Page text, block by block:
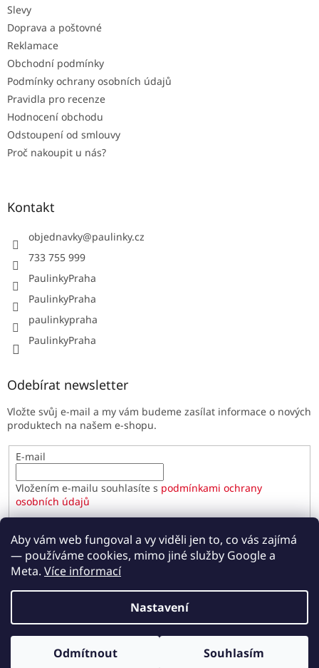
Aby vám web fungoval a vy viděli jen to, co vás zajímá
— používáme cookies, mimo jiné služby Google a
Meta. Více informací
Nastavení
Odmítnout Souhlasím
Slevy
Doprava a poštovné
Reklamace
Obchodní podmínky
Podmínky ochrany osobních údajů
Pravidla pro recenze
Hodnocení obchodu
Odstoupení od smlouvy
Proč nakoupit u nás?
Kontakt
objednavky@paulinky.cz
733 755 999
PaulinkyPraha
PaulinkyPraha
paulinkypraha
PaulinkyPraha
Odebírat newsletter
Vložte svůj e-mail a my vám budeme zasílat informace o nových
produktech na našem e-shopu.
E-mail
Vložením e-mailu souhlasíte s podmínkami ochrany
osobních údajů
PŘIHLÁSIT SE
Paulínky.cz. Všechna práva vyhrazena.
Upravit nastavení cookies